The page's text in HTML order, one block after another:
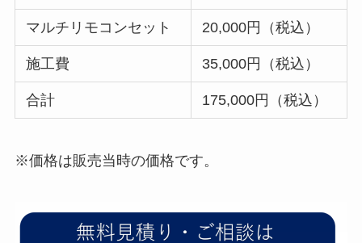
マルチリモコンセット 20,000円（税込）
施工費 35,000円（税込）
合計 175,000円（税込）
※価格は販売当時の価格です。